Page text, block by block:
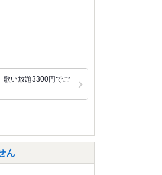
歌い放題3300円でご
ん